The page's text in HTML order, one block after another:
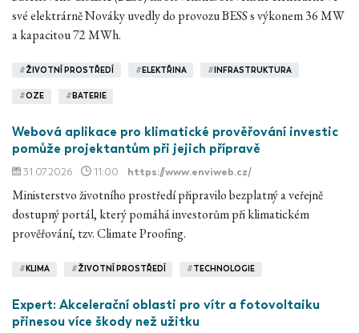
své elektrárně Nováky uvedly do provozu BESS s výkonem 36 MW
a kapacitou 72 MWh.
#ŽIVOTNÍ PROSTŘEDÍ # ELEKTŘINA # INFRASTRUKTURA
#OZE # BATERIE
Webová aplikace pro klimatické prověřování investic
pomůže projektantům při jejich přípravě
31.07.2026 11:00 https://www.enviweb.cz/
Ministerstvo životního prostředí připravilo bezplatný a veřejně
dostupný portál, který pomáhá investorům při klimatickém
prověřování, tzv. Climate Proofing.
# KLIMA #ŽIVOTNÍ PROSTŘEDÍ #TECHNOLOGIE
Expert: Akcelerační oblasti pro vítr a fotovoltaiku
přinesou více škody než užitku